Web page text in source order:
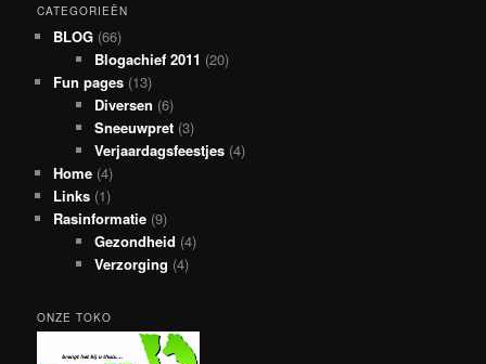
CATEGORIEËN
BLOG (66)
Blogachief 2011 (20)
Fun pages (13)
Diversen (6)
Sneeuwpret(3)
Verjaardagsfeestjes(4)
Home (4)
Links (1)
Rasinformatie (9)
Gezondheid (4)
Verzorging (4)
ONZE TOKO